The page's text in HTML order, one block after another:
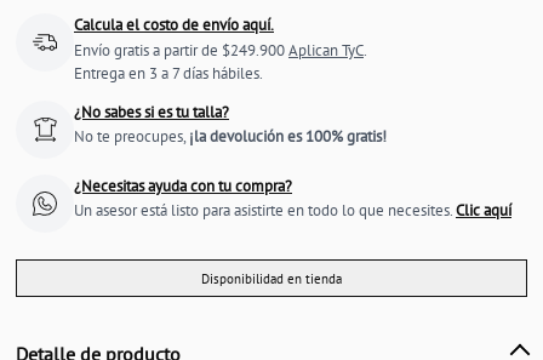
Calcula el costo de envío aquí.
Envío gratis a partir de $249.900Aplican TyC.
Entrega en 3 a 7 días hábiles.
¿No sabes si es tu talla?
No te preocupes, ¡la devolución es 100% gratis!
¿Necesitas ayuda con tu compra?
Un asesor está listo para asistirte en todo lo que necesites.Clic aquí
Disponibilidad en tienda
Detalle de producto